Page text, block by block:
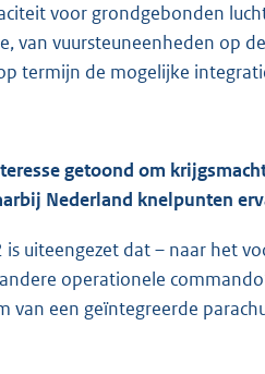
voor grondgebonden
van vuursteuneenheden op
termijn de mogelijke
getoond om
Nederland knelpunten
uiteengezet dat – naar het
operationele
van een geïntegreerde